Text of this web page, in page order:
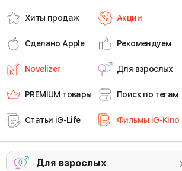
Хиты продаж Акции
Сделано Apple Рекомендуем
Novelizer Для взрослых
PREMIUM товары Поиск по тегам
Статьи iG-Life Фильмы iG-Kino
Для взрослых